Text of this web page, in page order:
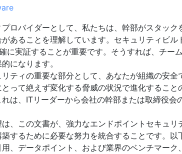
ロバイダーとして、私たちは、幹部がスタック
あることを理解しています。セキュリティビル
確に実証することが重要です。そうすれば、チー
になります。
ティの重要な部分として、あなたが組織の安全
って絶えず変化する脅威の状況で進化するこ
は、ITリーダーから会社の幹部または取締役会
、この文書が、強力なエンドポイントセキュリ
するために必要な努力を統合することです。以
、データポイント、および業界のベンチマーク